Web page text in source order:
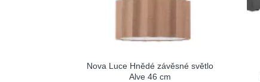
Nova Luce Hnědé závěsné světlo
Alve 46 cm